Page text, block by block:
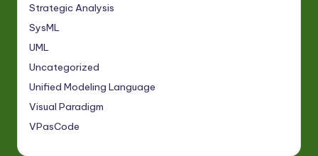
Strategic Analysis
SysML
UML
Uncategorized
Unified Modeling Language
Visual Paradigm
VPasCode